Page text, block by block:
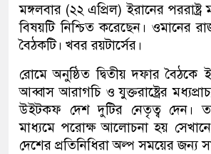
মঙ্গলবার (২২ এপ্রিল) ইরানের পররাষ্ট্র
বিষয়টি নিশ্চিত করেছেন। ওমানের
বৈঠকটি। খবর রয়টার্সের।
রোমে অনুষ্ঠিত দ্বিতীয় দফার বৈঠকে
আব্বাস আরাগচি ও যুক্তরাষ্ট্রের
উইটকফ দেশ দুটির নেতৃত্ব দেন।
মাধ্যমে পরোক্ষ আলোচনা হয়
দেশের প্রতিনিধিরা অল্প সময়ের জন্য